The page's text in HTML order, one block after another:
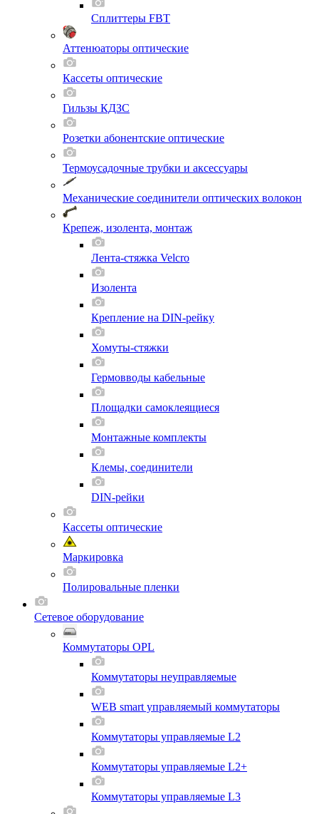
Сплиттеры FBT
Аттенюаторы оптические
Кассеты оптические
Гильзы КДЗС
Розетки абонентские оптические
Термоусадочные трубки и аксессуары
Механические соединители оптических волокон
Крепеж, изолента, монтаж
Лента-стяжка Velcro
Изолента
Крепление на DIN-рейку
Хомуты-стяжки
Гермовводы кабельные
Площадки самоклеящиеся
Монтажные комплекты
Клемы, соединители
DIN-рейки
Кассеты оптические
Маркировка
Полировальные пленки
Сетевое оборудование
Коммутаторы OPL
Коммутаторы неуправляемые
WEB smart управляемый коммутаторы
Коммутаторы управляемые L2
Коммутаторы управляемые L2+
Коммутаторы управляемые L3